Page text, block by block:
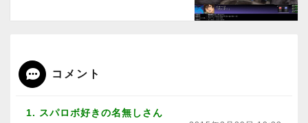
コメント
1. スパロボ好きの名無しさん